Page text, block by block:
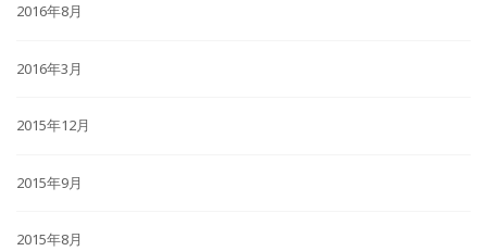
2016年8月
2016年3月
2015年12月
2015年9月
2015年8月